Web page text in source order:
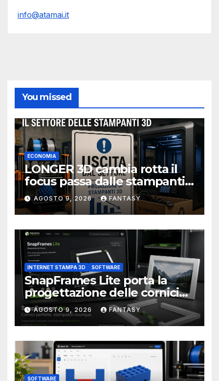
info@atamai.it
You missed
ECONOMIA
LONGER 3D cambia rotta il
focus passa dalle stampanti
3D alla stampa UV?
AGOSTO 9, 2026 FANTASY
INTERNET STAMPA 3D SOFTWARE
SnapFrames Lite porta la
progettazione delle cornici
personalizzate direttamente
nel browser
AGOSTO 9, 2026 FANTASY
SOFTWARE